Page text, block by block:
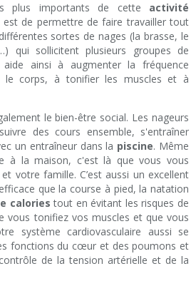
plus importants de cette activité
est de permettre de faire travailler tout
sortes de nages (la brasse, le
qui sollicitent plusieurs groupes de
ainsi à augmenter la fréquence
le corps, à tonifier les muscles et à
le bien-être social. Les nageurs
des cours ensemble, s'entraîner
un entraîneur dans la piscine. Même
à la maison, c'est là que vous vous
votre famille. C’est aussi un excellent
que la course à pied, la natation
calories tout en évitant les risques de
vous tonifiez vos muscles et que vous
système cardiovasculaire aussi se
fonctions du cœur et des poumons et
de la tension artérielle et de la